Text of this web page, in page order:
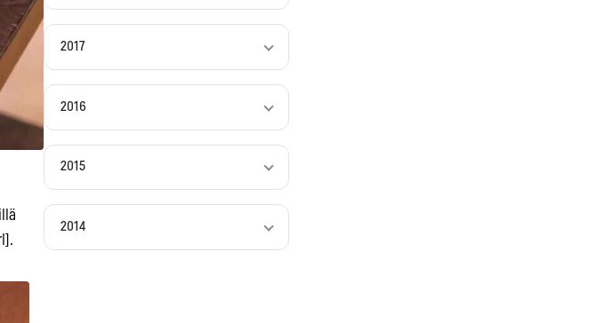
2017
2016
2015
2014